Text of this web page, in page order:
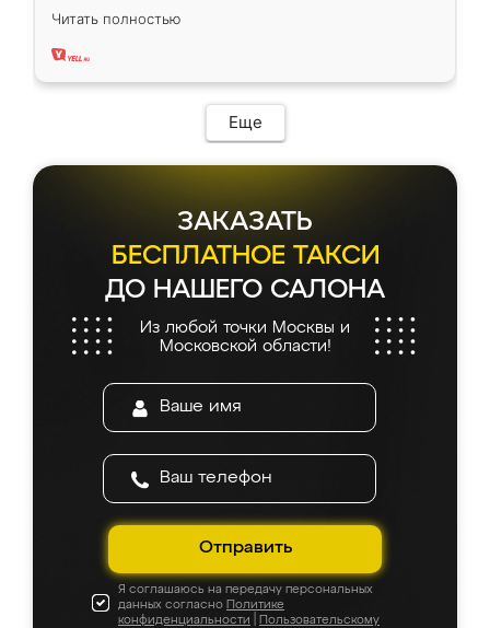
вполне довольна. Служит кухня уже почти
два года, нареканий нет.
Читать полностью
Еще
ЗАКАЗАТЬ
БЕСПЛАТНОЕ ТАКСИ
ДО НАШЕГО САЛОНА
Из любой точки Москвы и
Московской области!
Отправить
Я соглашаюсь на передачу персональных
данных согласно Политике
конфиденциальности
Пользовательскому